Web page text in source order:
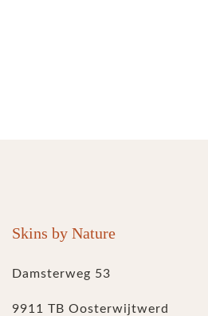
Skins by Nature
Damsterweg 53
9911 TB Oosterwijtwerd